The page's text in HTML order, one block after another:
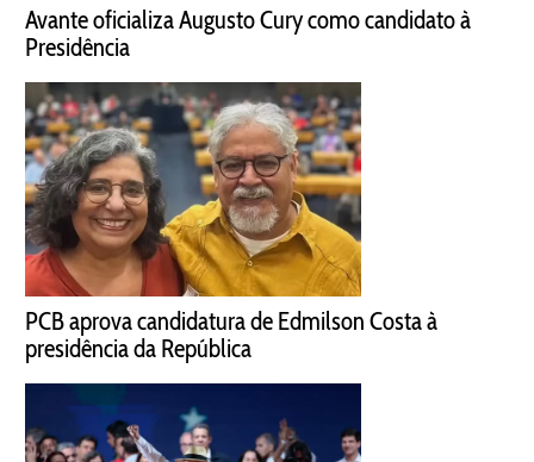
Avante oficializa Augusto Cury como candidato à
Presidência
PCB aprova candidatura de Edmilson Costa à
presidência da República